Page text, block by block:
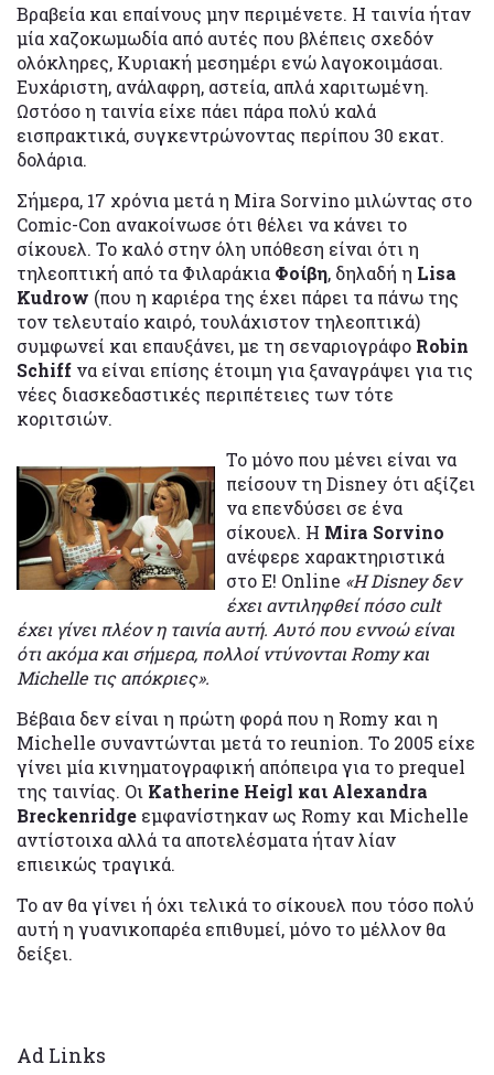
Βραβεία και επαίνους μην περιμένετε. Η ταινία ήταν
μία χαζοκωμωδία από αυτές που βλέπεις σχεδόν
ολόκληρες, Κυριακή μεσημέρι ενώ λαγοκοιμάσαι.
Ευχάριστη, ανάλαφρη, αστεία, απλά χαριτωμένη.
Ωστόσο η ταινία είχε πάει πάρα πολύ καλά
εισπρακτικά, συγκεντρώνοντας περίπου 30 εκατ.
δολάρια.
Σήμερα, 17 χρόνια μετά η Mira Sorvino μιλώντας στο
Comic-Con ανακοίνωσε ότι θέλει να κάνει το
σίκουελ. Το καλό στην όλη υπόθεση είναι ότι η
τηλεοπτική από τα Φιλαράκια Φοίβη, δηλαδή η Lisa
Kudrow (που η καριέρα της έχει πάρει τα πάνω της
τον τελευταίο καιρό, τουλάχιστον τηλεοπτικά)
συμφωνεί και επαυξάνει, με τη σεναριογράφο Robin
Schiff να είναι επίσης έτοιμη για ξαναγράψει για τις
νέες διασκεδαστικές περιπέτειες των τότε
κοριτσιών.
Το μόνο που μένει είναι να
πείσουν τη Disney ότι αξίζει
να επενδύσει σε ένα
σίκουελ. Η Mira Sorvino
ανέφερε χαρακτηριστικά
στο E! Online «Η Disney δεν
έχει αντιληφθεί πόσο cult
έχει γίνει πλέον η ταινία αυτή. Αυτό που εννοώ είναι
ότι ακόμα και σήμερα, πολλοί ντύνονται Romy και
Michelle τις απόκριες».
Βέβαια δεν είναι η πρώτη φορά που η Romy και η
Michelle συναντώνται μετά το reunion. To 2005 είχε
γίνει μία κινηματογραφική απόπειρα για το prequel
της ταινίας. Οι Katherine Heigl και Alexandra
Breckenridge εμφανίστηκαν ως Romy και Michelle
αντίστοιχα αλλά τα αποτελέσματα ήταν λίαν
επιεικώς τραγικά.
Το αν θα γίνει ή όχι τελικά το σίκουελ που τόσο πολύ
αυτή η γυανικοπαρέα επιθυμεί, μόνο το μέλλον θα
δείξει.
Ad Links